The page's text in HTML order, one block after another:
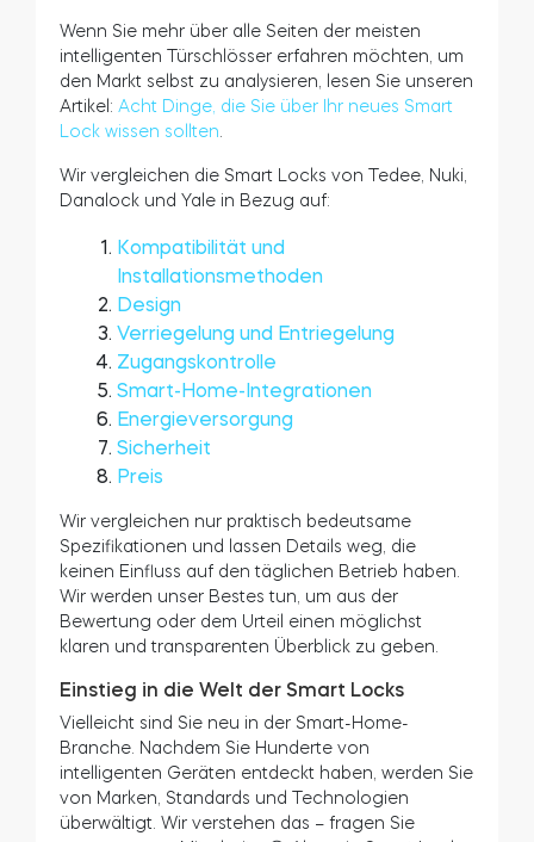
Tedee Biometric Module
BleBox Smart Relais Modul
Tedee GO2
Jetzt kaufen
Wenn Sie mehr über alle Seiten der meisten
intelligenten Türschlösser erfahren möchten, um
den Markt selbst zu analysieren, lesen Sie unseren
Artikel: Acht Dinge, die Sie über Ihr neues Smart
Lock wissen sollten
Wir vergleichen die Smart Locks von Tedee, Nuki,
Danalock und Yale in Bezug auf:
Kompatibilität und
Installationsmethoden
Design
Verriegelung und Entriegelung
Zugangskontrolle
Smart-Home-Integrationen
Energieversorgung
Sicherheit
Preis
Wir vergleichen nur praktisch bedeutsame
Spezifikationen und lassen Details weg, die
keinen Einfluss auf den täglichen Betrieb haben.
Wir werden unser Bestes tun, um aus der
Bewertung oder dem Urteil einen möglichst
klaren und transparenten Überblick zu geben.
Einstieg in die Welt der Smart Locks
Vielleicht sind Sie neu in der Smart-Home-
Branche. Nachdem Sie Hunderte von
intelligenten Geräten entdeckt haben, werden Sie
von Marken, Standards und Technologien
überwältigt. Wir verstehen das – fragen Sie